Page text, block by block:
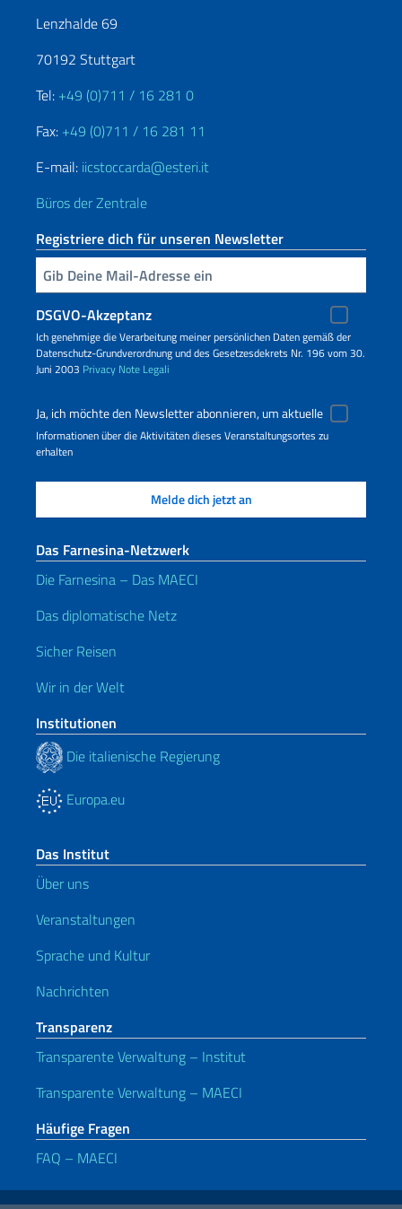
Lenzhalde 69
70192 Stuttgart
Tel: +49 (0)711 / 16 281 0
Fax: +49 (0)711 / 16 281 11
E-mail: iicstoccarda@esteri.it
Büros der Zentrale
Registriere dich für unseren Newsletter
Geben Sie Ihre E-Mail ein
DSGVO-Akzeptanz
Ich genehmige die Verarbeitung meiner persönlichen Daten gemäß der
Datenschutz-Grundverordnung und des Gesetzesdekrets Nr. 196 vom 30.
Juni 2003 Privacy Note Legali
Ja, ich möchte den Newsletter abonnieren, um aktuelle
Informationen über die Aktivitäten dieses Veranstaltungsortes zu
erhalten
Das Farnesina-Netzwerk
Die Farnesina – Das MAECI
Das diplomatische Netz
Sicher Reisen
Wir in der Welt
Institutionen
Die italienische Regierung
Europa.eu
Das Institut
Über uns
Veranstaltungen
Sprache und Kultur
Nachrichten
Transparenz
Transparente Verwaltung – Institut
Transparente Verwaltung – MAECI
Häufige Fragen
FAQ – MAECI